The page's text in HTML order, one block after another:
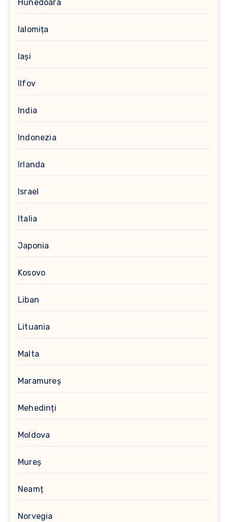
Hunedoara
Ialomița
Iași
Ilfov
India
Indonezia
Irlanda
Israel
Italia
Japonia
Kosovo
Liban
Lituania
Malta
Maramureș
Mehedinți
Moldova
Mureș
Neamț
Norvegia